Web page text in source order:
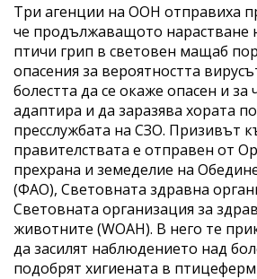
Три агенции на ООН отправиха
че продължаващото нарастване
птичи грип в световен мащаб
опасения за вероятността
болестта да се окаже опасен и за
адаптира и да заразява хората
пресслужбата на СЗО. Призивът
правителствата е отправен от
прехрана и земеделие на
(ФАО), Световната здравна
Световната организация за
животните (WOAH). В него те
да засилят наблюдението над
подобрят хигиената в